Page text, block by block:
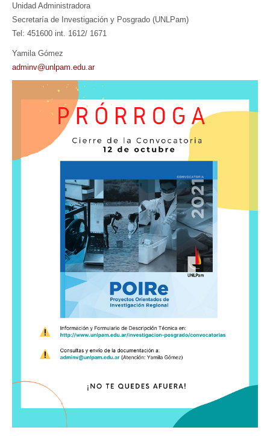
Unidad Administradora
Secretaría de Investigación y Posgrado (UNLPam)
Tel: 451600 int. 1612/ 1671
Yamila Gómez
adminv@unlpam.edu.ar